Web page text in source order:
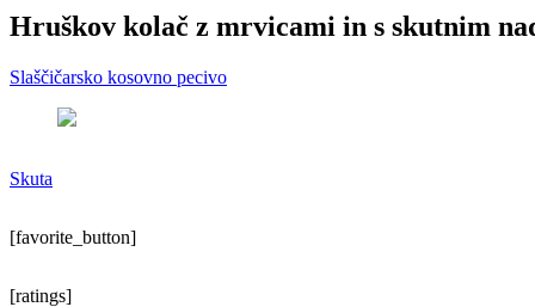
Hruškov kolač z mrvicami in s skutnim
Slaščičarsko kosovno pecivo
Skuta
[favorite_button]
[ratings]